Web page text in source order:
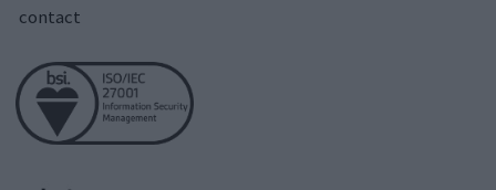
contact